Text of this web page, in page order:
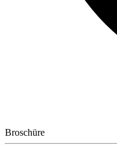
Broschüre